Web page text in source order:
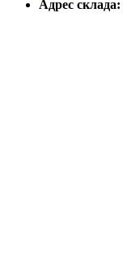
Адрес склада: